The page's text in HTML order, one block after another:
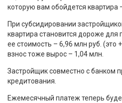
которую вам обойдется квартира
При субсидировании
квартира становится дороже для
ее стоимость – 6,96 млн руб. (это
взнос тоже вырос – 1,04 млн.
Застройщик совместно с банком
кредитования.
Ежемесячный платеж теперь